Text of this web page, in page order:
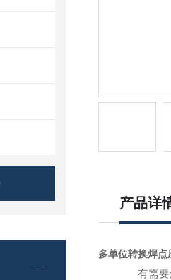
产品详
多单位转换焊
有需要